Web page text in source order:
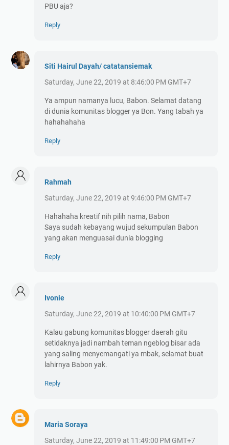
PBU aja?
Reply
Siti Hairul Dayah/ catatansiemak
Saturday, June 22, 2019 at 8:46:00 PM GMT+7
Ya ampun namanya lucu, Babon. Selamat datang
di dunia komunitas blogger ya Bon. Yang tabah ya
hahahahaha
Reply
Rahmah
Saturday, June 22, 2019 at 9:46:00 PM GMT+7
Hahahaha kreatif nih pilih nama, Babon
Saya sudah kebayang wujud sekumpulan Babon
yang akan menguasai dunia blogging
Reply
Ivonie
Saturday, June 22, 2019 at 10:40:00 PM GMT+7
Kalau gabung komunitas blogger daerah gitu
setidaknya jadi nambah teman ngeblog bisar ada
yang saling menyemangati ya mbak, selamat buat
lahirnya Babon yak.
Reply
Maria Soraya
Saturday, June 22, 2019 at 11:49:00 PM GMT+7